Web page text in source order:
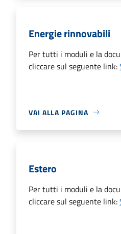
Energie rinnovabili
Per tutti i moduli e la
cliccare sul seguente link:
VAI ALLA PAGINA
Estero
Per tutti i moduli e la
cliccare sul seguente link: